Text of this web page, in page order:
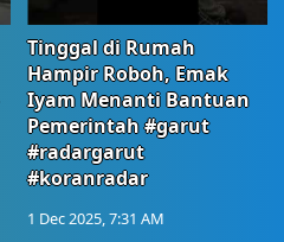
Tinggal di Rumah
Hampir Roboh, Emak
Iyam Menanti Bantuan
Pemerintah #garut
#radargarut
#koranradar
1 Dec 2025, 7:31 AM